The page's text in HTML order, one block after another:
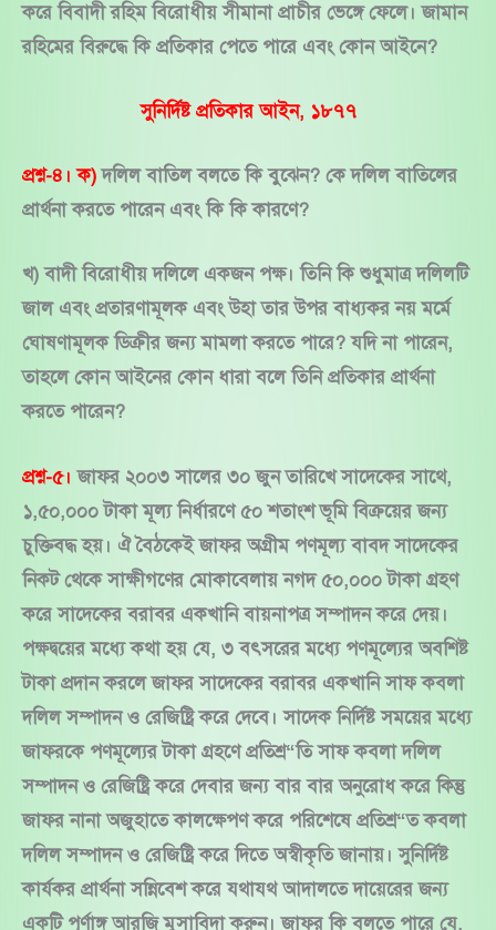
করে বিবাদী রহিম বিরোধীয় সীমানা প্রাচীর ভেঙ্গে ফেলে। জামান
রহিমের বিরুদ্ধে কি প্রতিকার পেতে পারে এবং কোন আইনে?
সুনির্দিষ্ট প্রতিকার আইন, ১৮৭৭
প্রশ্ন-৪। ক)দলিল বাতিল বলতে কি বুঝেন? কে দলিল বাতিলের
প্রার্থনা করতে পারেন এবং কি কি কারণে?
খ) বাদী বিরোধীয় দলিলে একজন পক্ষ। তিনি কি শুধুমাত্র দলিলটি
জাল এবং প্রতারণামূলক এবং উহা তার উপর বাধ্যকর নয় মর্মে
ঘোষণামূলক ডিক্রীর জন্য মামলা করতে পারে? যদি না পারেন,
তাহলে কোন আইনের কোন ধারা বলে তিনি প্রতিকার প্রার্থনা
করতে পারেন?
প্রশ্ন-৫। জাফর ২০০৩ সালের ৩০ জুন তারিখে সাদেকের সাথে,
১,৫০,০০০ টাকা মূল্য নির্ধারণে ৫০ শতাংশ ভূমি বিক্রয়ের জন্য
চুক্তিবদ্ধ হয়। ঐ বৈঠকেই জাফর অগ্রীম পণমূল্য বাবদ সাদেকের
নিকট থেকে সাক্ষীগণের মোকাবেলায় নগদ ৫০,০০০ টাকা গ্রহণ
করে সাদেকের বরাবর একখানি বায়নাপত্র সম্পাদন করে দেয়।
পক্ষদ্বয়ের মধ্যে কথা হয় যে, ৩ বৎসরের মধ্যে পণমূল্যের অবশিষ্ট
টাকা প্রদান করলে জাফর সাদেকের বরাবর একখানি সাফ কবলা
দলিল সম্পাদন ও রেজিষ্ট্রি করে দেবে। সাদেক নির্দিষ্ট সময়ের মধ্যে
জাফরকে পণমূল্যের টাকা গ্রহণে প্রতিশ্র“তি সাফ কবলা দলিল
সম্পাদন ও রেজিষ্ট্রি করে দেবার জন্য বার বার অনুরোধ করে কিন্তু
জাফর নানা অজুহাতে কালক্ষেপণ করে পরিশেষে প্রতিশ্র“ত কবলা
দলিল সম্পাদন ও রেজিষ্ট্রি করে দিতে অস্বীকৃতি জানায়। সুনির্দিষ্ট
কার্যকর প্রার্থনা সন্নিবেশ করে যথাযথ আদালতে দায়েরের জন্য
একটি পূর্ণাঙ্গ আরজি মুসাবিদা করুন। জাফর কি বলতে পারে যে,